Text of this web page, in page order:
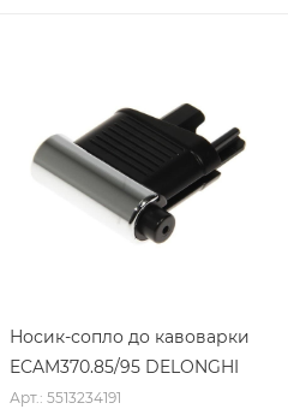
Носик-сопло до кавоварки
ECAM370.85/95 DELONGHI
Арт.: 5513234191